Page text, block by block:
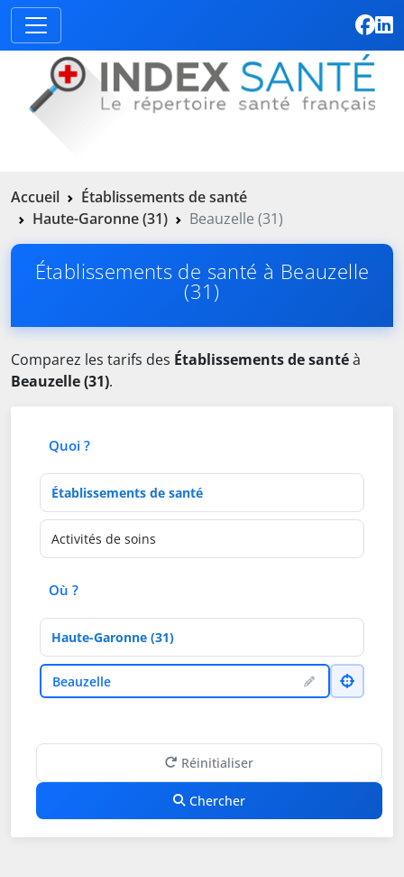
Accueil
Établissements de santé
Haute-Garonne (31)
Beauzelle (31)
Établissements de santé à Beauzelle
(31)
Comparez les tarifs des Établissements de santéà
Beauzelle (31).
Quoi ?
Type d'établissement
Activités de soins
Où ?
Département
VilleBeauzelle
Réinitialiser
Chercher